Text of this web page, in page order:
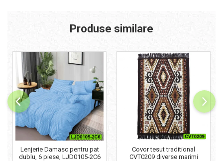
Produse similare
Lenjerie Damasc pentru pat
dublu, 6 piese, LJD0105-2C6
Covor tesut traditional
CVT0209 diverse marimi